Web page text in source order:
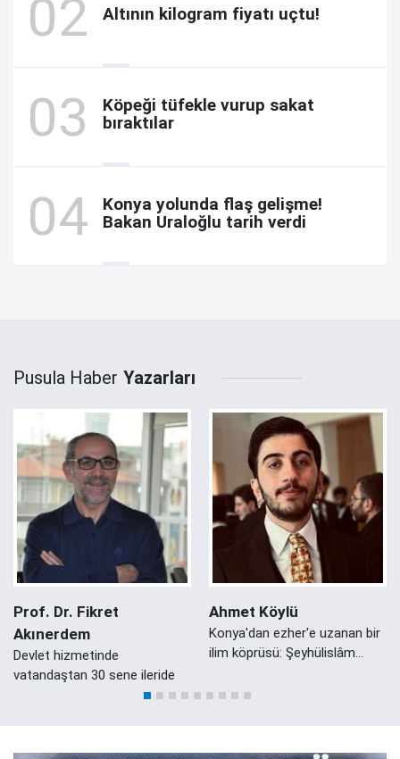
Altının kilogram fiyatı uçtu!
Köpeği tüfekle vurup sakat
bıraktılar
Konya yolunda flaş gelişme!
Bakan Uraloğlu tarih verdi
Pusula Haber Yazarları
Prof. Dr. Fikret
Akınerdem
Devlet hizmetinde
vatandaştan 30 sene ileride
Ahmet Köylü
Konya'dan ezher'e uzanan bir
ilim köprüsü: Şeyhülislâm
Konyalı Damadı Ali Zeki Efendi